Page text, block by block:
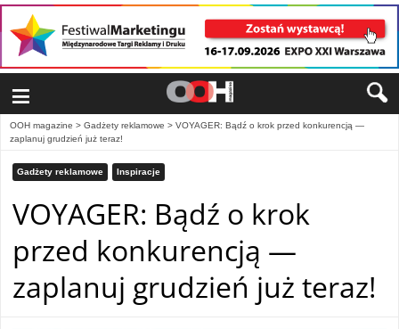
≡
OOH magazine > Gadżety reklamowe > VOYAGER: Bądź o krok przed konkurencją —
zaplanuj grudzień już teraz!
Gadżety reklamowe Inspiracje
VOYAGER: Bądź o krok
przed konkurencją —
zaplanuj grudzień już teraz!